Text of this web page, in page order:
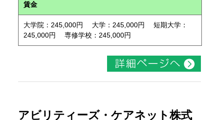
賃金
大学院：245,000円 大学：245,000円 短期大学：
245,000円 専修学校：245,000円
アビリティーズ・ケアネット株式